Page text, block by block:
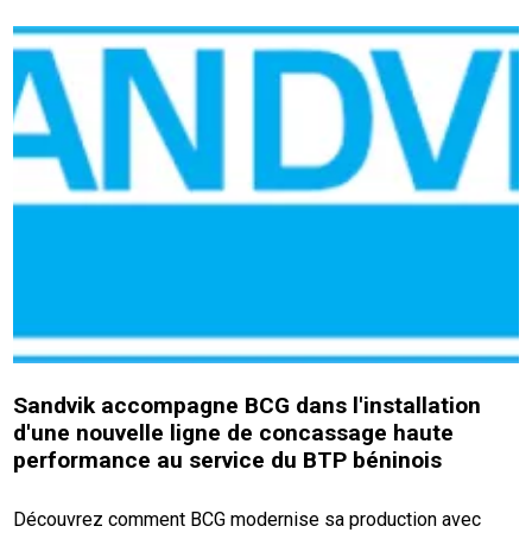
Sandvik accompagne BCG dans l'installation
d'une nouvelle ligne de concassage haute
performance au service du BTP béninois
Découvrez comment BCG modernise sa production avec